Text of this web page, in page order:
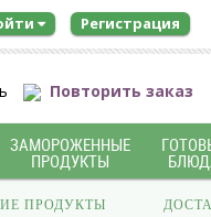
Регистрация
Повторить заказ
ЗАМОРОЖЕННЫЕ
ПРОДУКТЫ
ПРОДУКТЫ